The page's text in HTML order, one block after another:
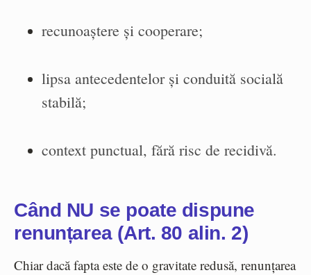
recunoaștere și cooperare;
lipsa antecedentelor și conduită socială
stabilă;
context punctual, fără risc de recidivă.
Când NU se poate dispune
renunțarea (Art. 80 alin. 2)
Chiar dacă fapta este de o gravitate redusă, renunțarea